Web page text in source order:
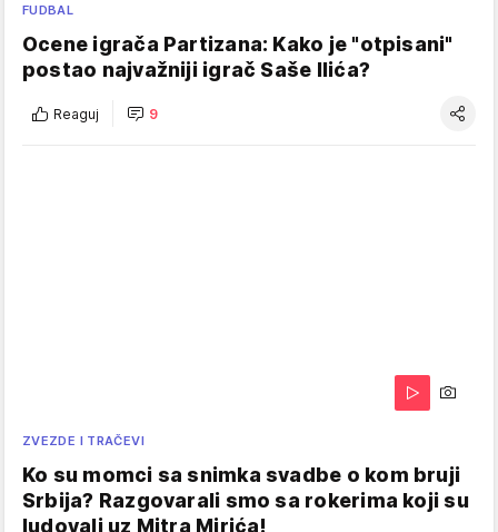
FUDBAL
Ocene igrača Partizana: Kako je "otpisani"
postao najvažniji igrač Saše Ilića?
Reaguj 9
ZVEZDE I TRAČEVI
Ko su momci sa snimka svadbe o kom bruji
Srbija? Razgovarali smo sa rokerima koji su
ludovali uz Mitra Mirića!